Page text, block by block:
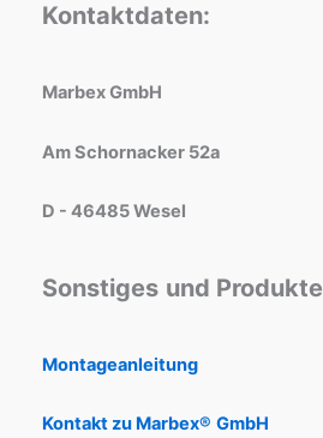
Kontaktdaten:
Marbex GmbH
Am Schornacker 52a
D - 46485 Wesel
Sonstiges und Produkte
Montageanleitung
Kontakt zu Marbex® GmbH